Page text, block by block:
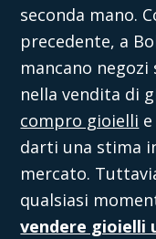
seconda mano.
precedente, a
mancano negozi
nella vendita di
compro gioielli
darti una stima
mercato.
qualsiasi
vendere gioielli